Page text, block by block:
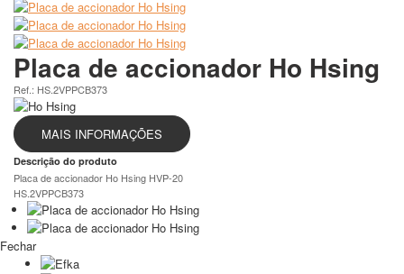
Placa de accionador Ho Hsing
Ref.: HS.2VPPCB373
MAIS INFORMAÇÕES
Descrição do produto
Placa de accionador Ho Hsing HVP-20
HS.2VPPCB373
Fechar